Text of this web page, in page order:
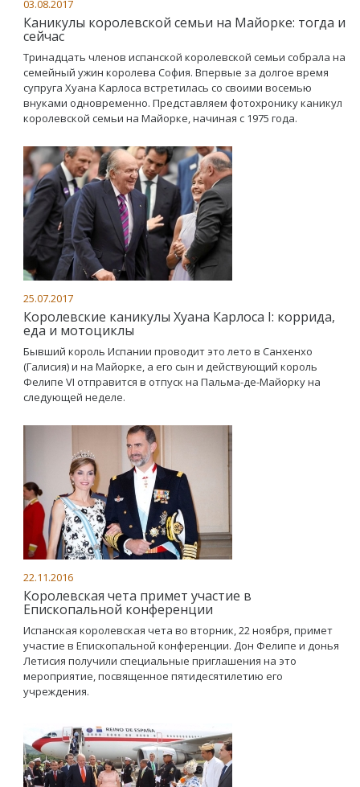
03.08.2017
Каникулы королевской семьи на Майорке: тогда и
сейчас
Тринадцать членов испанской королевской семьи собрала на
семейный ужин королева София. Впервые за долгое время
супруга Хуана Карлоса встретилась со своими восемью
внуками одновременно. Представляем фотохронику каникул
королевской семьи на Майорке, начиная с 1975 года.
25.07.2017
Королевские каникулы Хуана Карлоса I: коррида,
еда и мотоциклы
Бывший король Испании проводит это лето в Санхенхо
(Галисия) и на Майорке, а его сын и действующий король
Фелипе VI отправится в отпуск на Пальма-де-Майорку на
следующей неделе.
22.11.2016
Королевская чета примет участие в
Епископальной конференции
Испанская королевская чета во вторник, 22 ноября, примет
участие в Епископальной конференции. Дон Фелипе и донья
Летисия получили специальные приглашения на это
мероприятие, посвященное пятидесятилетию его
учреждения.